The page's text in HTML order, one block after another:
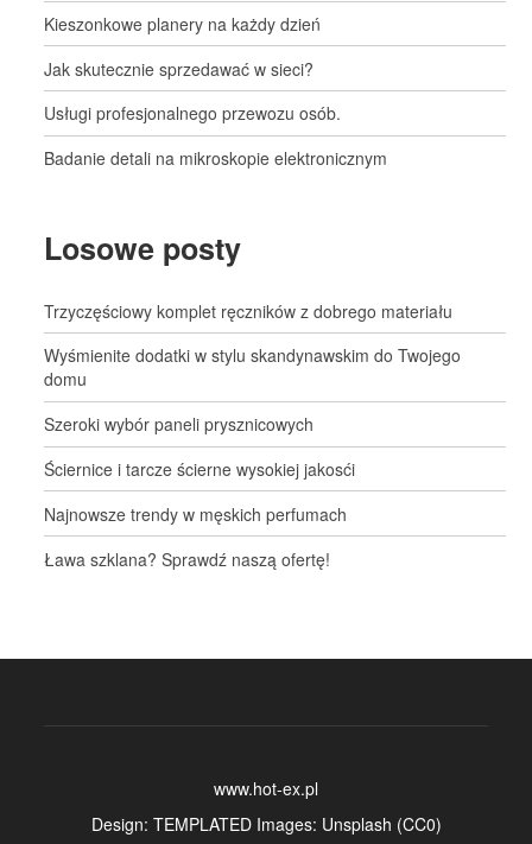
Kieszonkowe planery na każdy dzień
Jak skutecznie sprzedawać w sieci?
Usługi profesjonalnego przewozu osób.
Badanie detali na mikroskopie elektronicznym
Losowe posty
Trzyczęściowy komplet ręczników z dobrego materiału
Wyśmienite dodatki w stylu skandynawskim do Twojego
domu
Szeroki wybór paneli prysznicowych
Ściernice i tarcze ścierne wysokiej jakosći
Najnowsze trendy w męskich perfumach
Ława szklana? Sprawdź naszą ofertę!
www.hot-ex.pl
Design: TEMPLATEDImages: Unsplash (CC0)